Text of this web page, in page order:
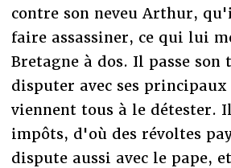
contre son neveu Arthur,
faire assassiner, ce qui lui
Bretagne à dos. Il passe son
disputer avec ses
viennent tous à le détester.
impôts, d'où des révoltes
dispute aussi avec le pape,